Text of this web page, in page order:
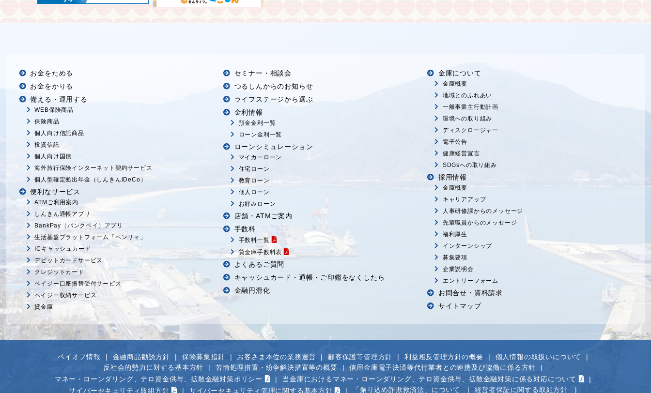
お金をためる
お金をかりる
備える・運用する
WEB保険商品
保険商品
個人向け信託商品
投資信託
個人向け国債
海外旅行保険インターネット契約サービス
個人型確定拠出年金（しんきんiDeCo）
便利なサービス
ATMご利用案内
しんきん通帳アプリ
BankPay（バンクペイ）アプリ
生活基盤プラットフォーム「ペンリィ」
ICキャッシュカード
デビットカードサービス
クレジットカード
ペイジー口座振替受付サービス
ペイジー収納サービス
貸金庫
セミナー・相談会
つるしんからのお知らせ
ライフステージから選ぶ
金利情報
預金金利一覧
ローン金利一覧
ローンシミュレーション
マイカーローン
住宅ローン
教育ローン
個人ローン
お好みローン
店舗・ATMご案内
手数料
手数料一覧
貸金庫手数料表
よくあるご質問
キャッシュカード・通帳・ご印鑑をなくしたら
金融円滑化
金庫について
金庫概要
地域とのふれあい
一般事業主行動計画
環境への取り組み
ディスクロージャー
電子公告
健康経営宣言
SDGsへの取り組み
採用情報
金庫概要
キャリアアップ
人事研修課からのメッセージ
先輩職員からのメッセージ
福利厚生
インターンシップ
募集要項
企業説明会
エントリーフォーム
お問合せ・資料請求
サイトマップ
ペイオフ情報 金融商品勧誘方針 保険募集指針 お客さま本位の業務運営 顧客保護等管理方針 利益相反管理方針の概要
個人情報の取扱いについて
反社会的勢力に対する基本方針
苦情処理措置・紛争解決措置等の概要
信用金庫電子決済等代行業者との連携及び協働に係る方針
マネー・ローンダリング、テロ資金供与、拡散金融対策ポリシー
当金庫におけるマネー・ローンダリング、テロ資金供与、拡散金融対策に係る対応について
サイバーセキュリティ取組方針
サイバーセキュリティ管理に関する基本方針 「振り込め詐欺救済法」について 経営者保証に関する取組方針